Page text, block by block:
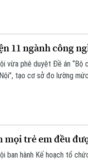
11 ngành công
vừa phê duyệt Đề án
tạo cơ sở đo lường
mọi trẻ em đều
ban hành Kế hoạch tổ